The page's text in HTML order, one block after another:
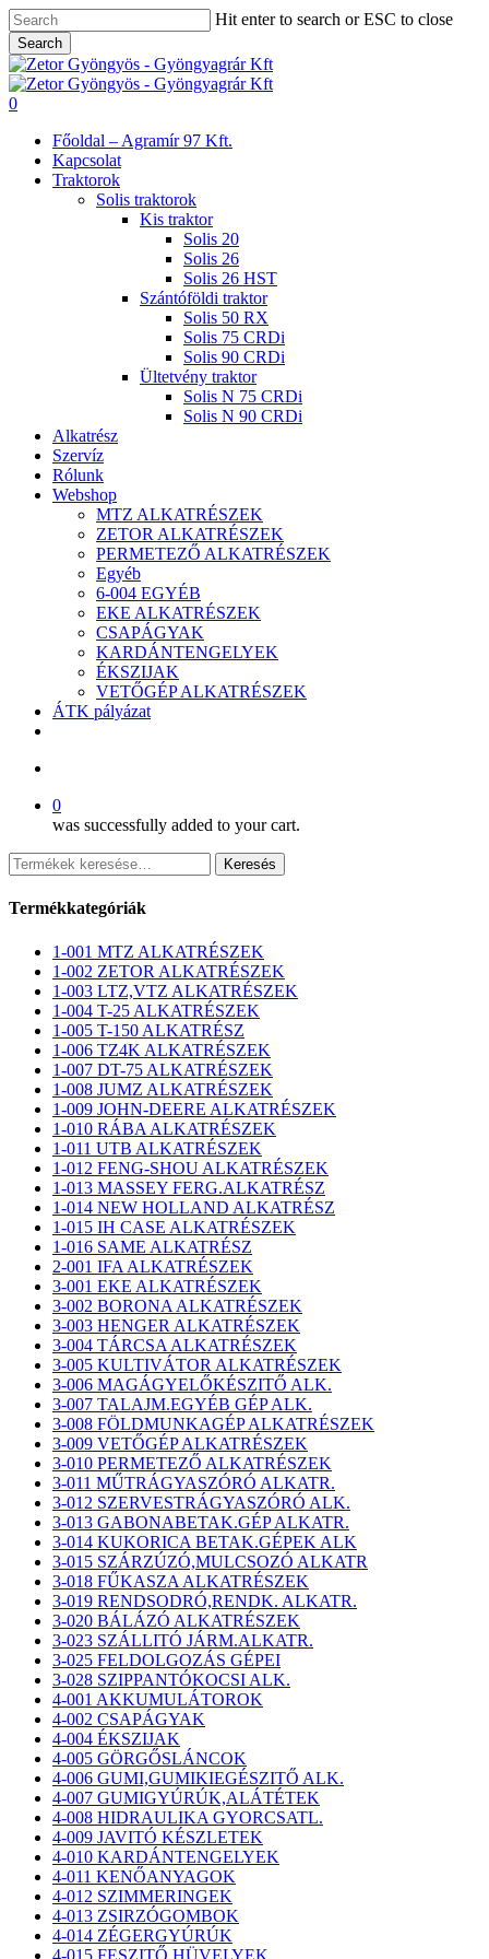
Skip
to
main
content
Hit enter to search or ESC to close
Search
Close
Search
search
0
Főoldal – Agramír 97 Kft.
Kapcsolat
Traktorok
Solis traktorok
Kis traktor
Solis 20
Solis 26
Solis 26 HST
Szántóföldi traktor
Solis 50 RX
Solis 75 CRDi
Solis 90 CRDi
Ültetvény traktor
Solis N 75 CRDi
Solis N 90 CRDi
Alkatrész
Szervíz
Rólunk
Webshop
MTZ ALKATRÉSZEK
ZETOR ALKATRÉSZEK
PERMETEZŐ ALKATRÉSZEK
Egyéb
6-004 EGYÉB
EKE ALKATRÉSZEK
CSAPÁGYAK
KARDÁNTENGELYEK
ÉKSZIJAK
VETŐGÉP ALKATRÉSZEK
ÁTK pályázat
0
was successfully added to your cart.
Keresés
a
következőre:
Keresés
Termékkategóriák
1-001 MTZ ALKATRÉSZEK
1-002 ZETOR ALKATRÉSZEK
1-003 LTZ,VTZ ALKATRÉSZEK
1-004 T-25 ALKATRÉSZEK
1-005 T-150 ALKATRÉSZ
1-006 TZ4K ALKATRÉSZEK
1-007 DT-75 ALKATRÉSZEK
1-008 JUMZ ALKATRÉSZEK
1-009 JOHN-DEERE ALKATRÉSZEK
1-010 RÁBA ALKATRÉSZEK
1-011 UTB ALKATRÉSZEK
1-012 FENG-SHOU ALKATRÉSZEK
1-013 MASSEY FERG.ALKATRÉSZ
1-014 NEW HOLLAND ALKATRÉSZ
1-015 IH CASE ALKATRÉSZEK
1-016 SAME ALKATRÉSZ
2-001 IFA ALKATRÉSZEK
3-001 EKE ALKATRÉSZEK
3-002 BORONA ALKATRÉSZEK
3-003 HENGER ALKATRÉSZEK
3-004 TÁRCSA ALKATRÉSZEK
3-005 KULTIVÁTOR ALKATRÉSZEK
3-006 MAGÁGYELŐKÉSZITŐ ALK.
3-007 TALAJM.EGYÉB GÉP ALK.
3-008 FÖLDMUNKAGÉP ALKATRÉSZEK
3-009 VETŐGÉP ALKATRÉSZEK
3-010 PERMETEZŐ ALKATRÉSZEK
3-011 MŰTRÁGYASZÓRÓ ALKATR.
3-012 SZERVESTRÁGYASZÓRÓ ALK.
3-013 GABONABETAK.GÉP ALKATR.
3-014 KUKORICA BETAK.GÉPEK ALK
3-015 SZÁRZÚZÓ,MULCSOZÓ ALKATR
3-018 FŰKASZA ALKATRÉSZEK
3-019 RENDSODRÓ,RENDK. ALKATR.
3-020 BÁLÁZÓ ALKATRÉSZEK
3-023 SZÁLLITÓ JÁRM.ALKATR.
3-025 FELDOLGOZÁS GÉPEI
3-028 SZIPPANTÓKOCSI ALK.
4-001 AKKUMULÁTOROK
4-002 CSAPÁGYAK
4-004 ÉKSZIJAK
4-005 GÖRGŐSLÁNCOK
4-006 GUMI,GUMIKIEGÉSZITŐ ALK.
4-007 GUMIGYÚRÚK,ALÁTÉTEK
4-008 HIDRAULIKA GYORCSATL.
4-009 JAVITÓ KÉSZLETEK
4-010 KARDÁNTENGELYEK
4-011 KENŐANYAGOK
4-012 SZIMMERINGEK
4-013 ZSIRZÓGOMBOK
4-014 ZÉGERGYÚRÚK
4-015 FESZITŐ HÜVELYEK